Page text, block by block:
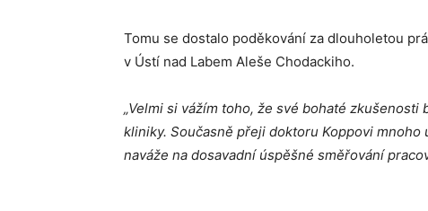
Tomu se dostalo poděkování za dlouholetou
v Ústí nad Labem Aleše Chodackiho.
„Velmi si vážím toho, že své bohaté
kliniky. Současně přeji doktoru Koppovi
naváže na dosavadní úspěšné směřování